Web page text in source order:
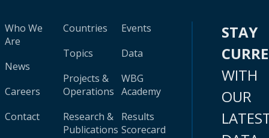
Who We
Are
News
Careers
Contact
Countries
Topics
Projects &
Operations
Research &
Publications
Events
Data
WBG
Academy
Results
Scorecard
STAY
WITH
OUR